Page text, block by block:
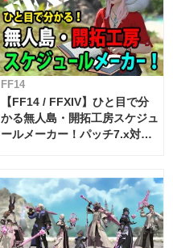
FF14
【FF14 / FFXIV】ひと目で分
かる無人島・開拓工房スケジュ
ールメーカー！パッチ7.x対応